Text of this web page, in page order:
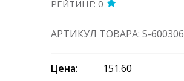
РЕЙТИНГ: 0
АРТИКУЛ ТОВАРА: S-600306
Цена: 151.60